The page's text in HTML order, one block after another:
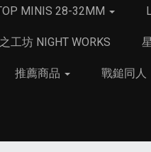
MINIS 28-32MM
工坊 NIGHT WORKS
推薦商品 戰鎚同人